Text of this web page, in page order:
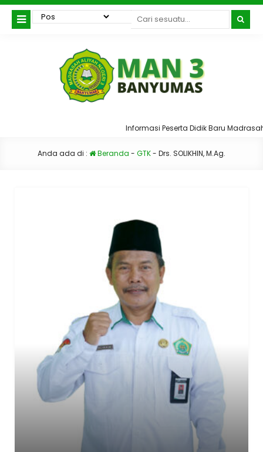
Informasi Peserta Didik Baru
Anda ada di : Beranda - GTK- Drs. SOLIKHIN, M.Ag.